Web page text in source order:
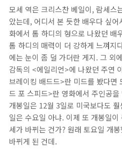
모세 역은 크리스찬 베일이, 람세스
았는데, 어디서 본 듯한 배우다 싶
화에서 톰 하디의 형으로 나왔던 배
톰 하디의 매력이 더 강하게 느껴지
에는 눈이 좀 덜 가더란 게지. 그 외
감독의 <에일리언>에 나왔던 주연
브레이킹 배드드>란 미드를 봤다면
드 포 스피드>란 영화에서 주인공
개봉일은 12월 3일로 미국보다도
일은 수요일 아냐. 이제 또 개봉일
세가 바뀌는 건가? 원래 토요일 개
바뀌게 된 건데.